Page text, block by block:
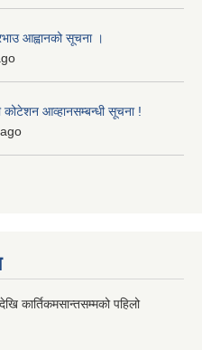
आह्वानको सूचना ।
कोटेशन आव्हानसम्बन्धी सूचना !
ago
कार्तिकमसान्तसम्मको पहिलो